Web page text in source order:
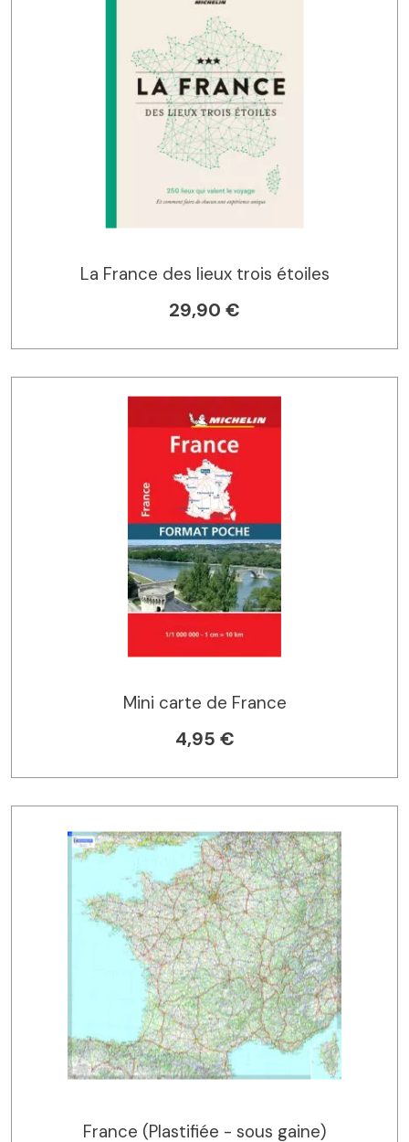
La France des lieux trois étoiles
29,90 €
Mini carte de France
4,95 €
France (Plastifiée - sous gaine)